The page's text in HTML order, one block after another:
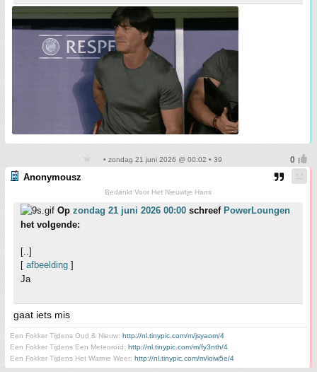
• zondag 21 juni 2026 @ 00:02 • 39
Anonymousz
Bedankt Voor Het Nieuwtje Hans
Op zondag 21 juni 2026 00:00 schreef PowerLoungen
het volgende:
[..]
[ afbeelding ]
Ja
gaat iets mis
Een Fokker Tijdens Oud & Nieuw: http://nl.tinypic.com/m/jsyaom/4
Een Fokker Tijdens Een Meteoroïd: http://nl.tinypic.com/m/fy3nth/4
Een Fokker Tijdens Het Warme Weer: http://nl.tinypic.com/m/ioiw5e/4